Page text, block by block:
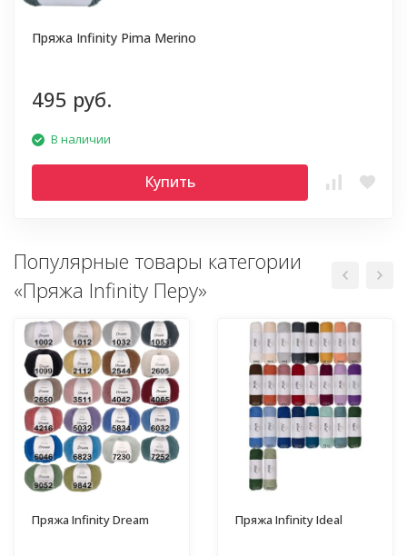
Пряжа Infinity Pima Merino
495 руб.
В наличии
Купить
Популярные товары категории
«Пряжа Infinity Перу»
Пряжа Infinity Dream Пряжа Infinity Ideal